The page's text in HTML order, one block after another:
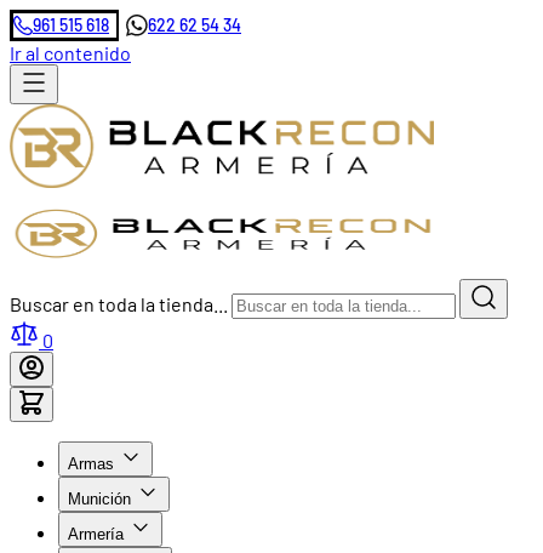
961 515 618 622 62 54 34
Ir al contenido
Buscar en toda la tienda...
0
Armas
Munición
Armería